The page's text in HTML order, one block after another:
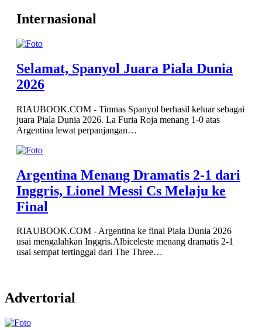
Internasional
Selamat, Spanyol Juara Piala Dunia
2026
RIAUBOOK.COM - Timnas Spanyol berhasil keluar sebagai
juara Piala Dunia 2026. La Furia Roja menang 1-0 atas
Argentina lewat perpanjangan…
Argentina Menang Dramatis 2-1 dari
Inggris, Lionel Messi Cs Melaju ke
Final
RIAUBOOK.COM - Argentina ke final Piala Dunia 2026
usai mengalahkan Inggris.Albiceleste menang dramatis 2-1
usai sempat tertinggal dari The Three…
Advertorial